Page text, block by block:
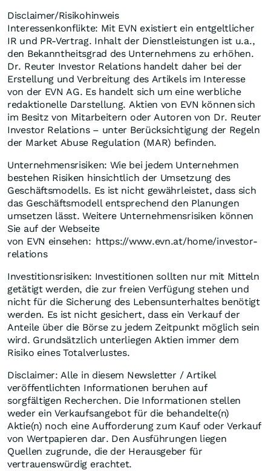
Disclaimer/Risikohinweis
Interessenkonflikte: Mit EVN existiert ein entgeltlicher
IR und PR-Vertrag. Inhalt der Dienstleistungen ist u.a.,
den Bekanntheitsgrad des Unternehmens zu erhöhen.
Dr. Reuter Investor Relations handelt daher bei der
Erstellung und Verbreitung des Artikels im Interesse
von der EVN AG. Es handelt sich um eine werbliche
redaktionelle Darstellung. Aktien von EVN können sich
im Besitz von Mitarbeitern oder Autoren von Dr. Reuter
Investor Relations – unter Berücksichtigung der Regeln
der Market Abuse Regulation (MAR) befinden.
Unternehmensrisiken: Wie bei jedem Unternehmen
bestehen Risiken hinsichtlich der Umsetzung des
Geschäftsmodells. Es ist nicht gewährleistet, dass sich
das Geschäftsmodell entsprechend den Planungen
umsetzen lässt. Weitere Unternehmensrisiken können
Sie auf der Webseite
von EVN einsehen: https://www.evn.at/home/investor-
relations
Investitionsrisiken: Investitionen sollten nur mit Mitteln
getätigt werden, die zur freien Verfügung stehen und
nicht für die Sicherung des Lebensunterhaltes benötigt
werden. Es ist nicht gesichert, dass ein Verkauf der
Anteile über die Börse zu jedem Zeitpunkt möglich sein
wird. Grundsätzlich unterliegen Aktien immer dem
Risiko eines Totalverlustes.
Disclaimer: Alle in diesem Newsletter / Artikel
veröffentlichten Informationen beruhen auf
sorgfältigen Recherchen. Die Informationen stellen
weder ein Verkaufsangebot für die behandelte(n)
Aktie(n) noch eine Aufforderung zum Kauf oder Verkauf
von Wertpapieren dar. Den Ausführungen liegen
Quellen zugrunde, die der Herausgeber für
vertrauenswürdig erachtet.